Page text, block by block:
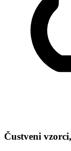
Čustveni